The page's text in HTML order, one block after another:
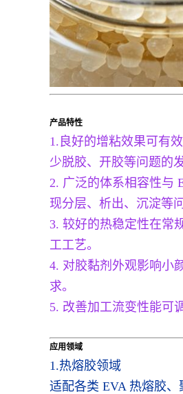
产品特性
1.良好的增粘效果可有
少脱胶、开胶等问题的发
2. 广泛的体系相容性与
现分层、析出、沉淀等
3. 较好的热稳定性在常
工工艺。
4. 对胶黏剂外观影响小
求。
5. 改善加工流变性能可
应用领域
1.热熔胶领域
适配各类 EVA 热熔胶